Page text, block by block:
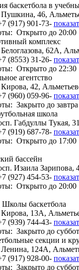
баскетбола в
Пушкина, 46,
(917) 901-73-
Открыто до 20:00
комплекс
62А,
(8553) 31-26-
Открыто до 22:30
агентство
Кирова, 42,
(960) 059-96-
Закрыто до
школа
Габдуллы Тукая,
(919) 687-78-
Открыто до 17:00
бассейн
Изаила Зарипова,
(927) 454-53-
Открыто до 20:00
Школы баскетбола
Кирова, 13А,
(939) 744-43-
Закрыто до
секции и
Ленина, 124А,
(917) 928-00-
Закрыто до